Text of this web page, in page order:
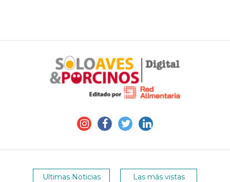
Ultimas Noticias Las más vistas